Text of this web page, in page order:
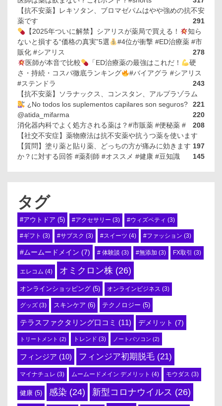
【抗不安薬】レキソタン、ブロマゼパムはやや強めの抗不安
薬です
291
【2025年ついに解禁】シアリスが薬局で買える！
知ら
ないと損する“価格の真実”5選
#4位が衝撃 #ED治療薬 #市
販化 #シアリス
278
医師が本音で比較
「ED治療薬の最強はこれだ！
硬
さ・持続・コスパ徹底ランキング
#バイアグラ #シアリス
#ステンドラ
243
【抗不安薬】ソラナックス、コンスタン、アルプラゾラム
221
¿No todos los suplementos capilares son seguros?
@atida_mifarma
220
消化器内科でよく処方される薬は？#市販薬 #便秘薬 #
208
【社交不安症】薬物療法は抗不安薬や抗うつ薬を使います
197
【質問】塗り薬と貼り薬、どっちの方が痛みに効きます
か？に対する回答 #薬剤師 #オススメ #健康 #豆知識
145
タグ
#アウトドア (5) #アクセサリー (3) #ウィズペティ (3)
#ギフト (3) #サブスク (3) #スイーツ (4) #ファッション (3)
#ムームードメイン (7) # 体験談 (3) #無添加 (3) FX取引 (3)
エレコム (4) オミクロン株 (26)
オンラインショッピング (5) オンラインビジネス (3)
グッズ (3) スキンケア (6) テクノロジー (5)
テラスファクタリング口コミ (11) デメリット (7)
トリートメント (2) トレンド (3) ノートパソコン (2)
フィンジア (10) フィンジア初期脱毛 (21)
マイナチュレ (3) ムームードメイン デメリット (4) モウダス (3)
健康 (5) 感染 (24) 新型コロナウイルス (26)